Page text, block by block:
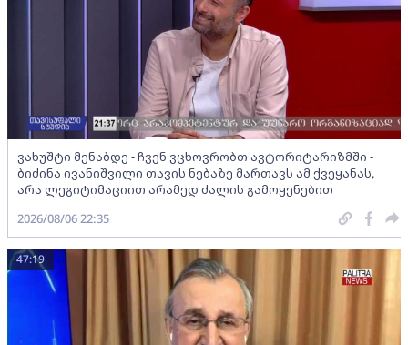
ვახუშტი მენაბდე - ჩვენ ვცხოვრობთ ავტორიტარიზმში -
ბიძინა ივანიშვილი თავის ნებაზე მართავს ამ ქვეყანას,
არა ლეგიტიმაციით არამედ ძალის გამოყენებით
2026/08/06 22:35
47:19